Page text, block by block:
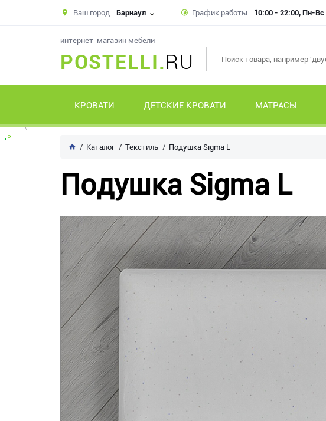
Ваш город Барнаул График работы 10:00 - 22:00, Пн-Вс
интернет-магазин мебели
POSTELLI.RU
КРОВАТИ ДЕТСКИЕ КРОВАТИ МАТРАСЫ
Каталог Текстиль Подушка Sigma L
Подушка Sigma L